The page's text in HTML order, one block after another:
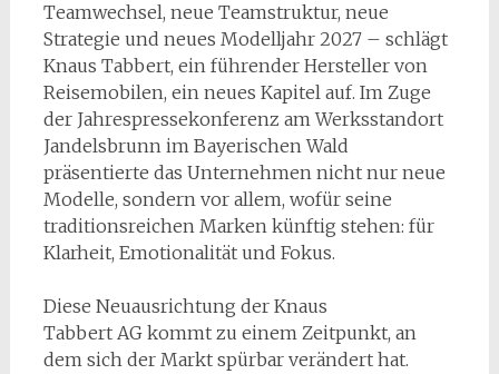
Teamwechsel, neue Teamstruktur, neue
Strategie und neues Modelljahr 2027 – schlägt
Knaus Tabbert, ein führender Hersteller von
Reisemobilen, ein neues Kapitel auf. Im Zuge
der Jahrespressekonferenz am Werksstandort
Jandelsbrunn im Bayerischen Wald
präsentierte das Unternehmen nicht nur neue
Modelle, sondern vor allem, wofür seine
traditionsreichen Marken künftig stehen: für
Klarheit, Emotionalität und Fokus.
Diese Neuausrichtung der Knaus
Tabbert AG kommt zu einem Zeitpunkt, an
dem sich der Markt spürbar verändert hat.